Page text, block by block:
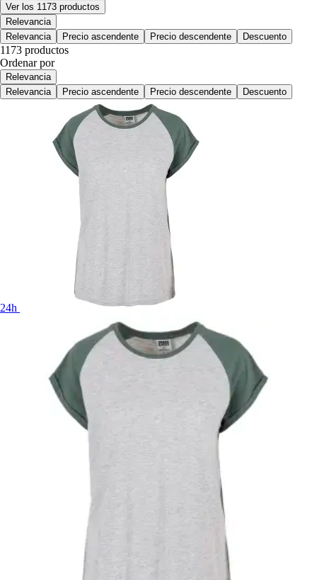
Ver los 1173 productos
Relevancia
Relevancia
Precio ascendente Precio descendente Descuento
1173 productos
Ordenar por
Relevancia
Relevancia
Precio ascendente Precio descendente Descuento
24h